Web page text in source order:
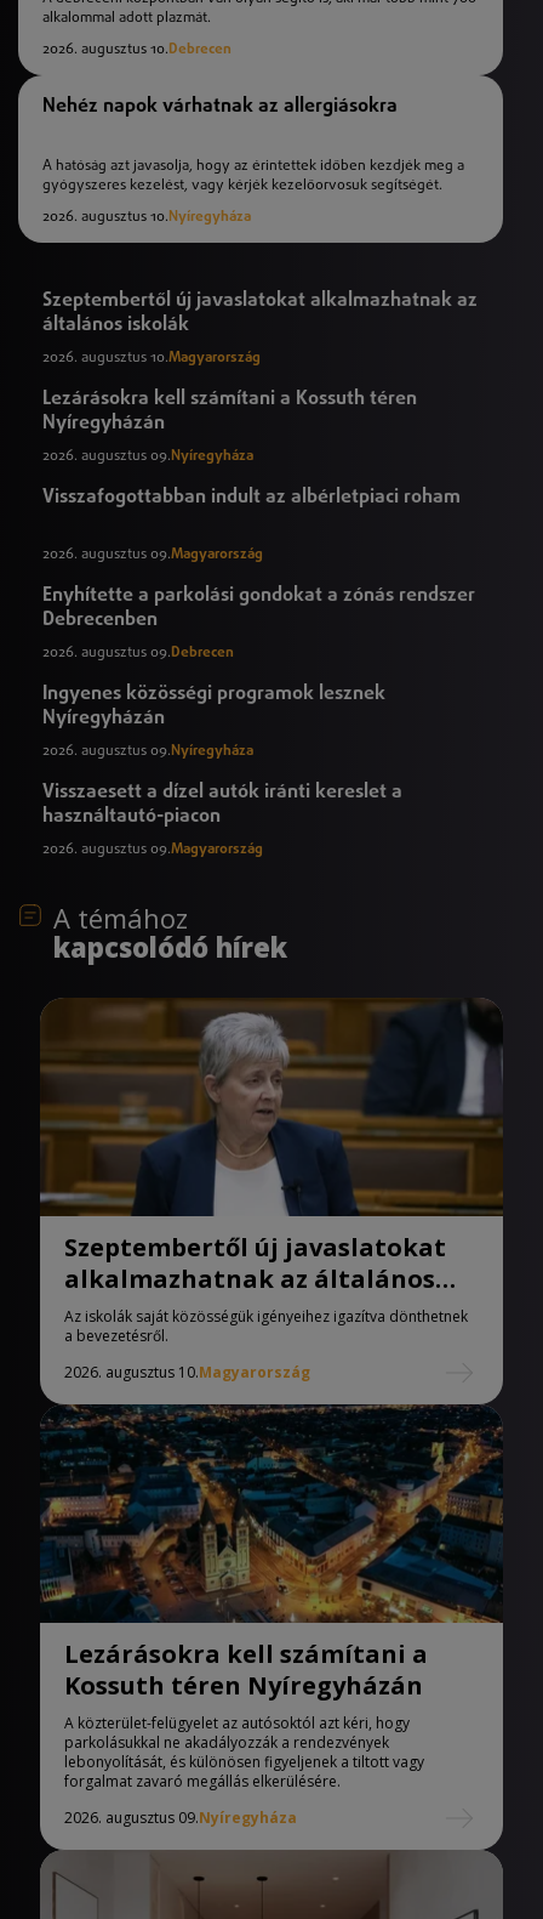
alkalommal adott plazmát.
2026. augusztus 10.Debrecen
Nehéz napok várhatnak az allergiásokra
A hatóság azt javasolja, hogy az érintettek időben kezdjék meg a
gyógyszeres kezelést, vagy kérjék kezelőorvosuk segítségét.
2026. augusztus 10. Nyíregyháza
Szeptembertől új javaslatokat alkalmazhatnak az
általános iskolák
2026. augusztus 10.Magyarország
Lezárásokra kell számítani a Kossuth téren
Nyíregyházán
2026. augusztus 09. Nyíregyháza
Visszafogottabban indult az albérletpiaci roham
2026. augusztus 09.Magyarország
Enyhítette a parkolási gondokat a zónás rendszer
Debrecenben
2026. augusztus 09.Debrecen
Ingyenes közösségi programok lesznek
Nyíregyházán
2026. augusztus 09. Nyíregyháza
Visszaesett a dízel autók iránti kereslet a
használtautó-piacon
2026. augusztus 09.Magyarország
A témához
kapcsolódó hírek
Szeptembertől új javaslatokat
alkalmazhatnak az általános
iskolák
Az iskolák saját közösségük igényeihez igazítva dönthetnek
a bevezetésről.
2026. augusztus 10.Magyarország
Lezárásokra kell számítani a
Kossuth téren Nyíregyházán
A közterület-felügyelet az autósoktól azt kéri, hogy
parkolásukkal ne akadályozzák a rendezvények
lebonyolítását, és különösen figyeljenek a tiltott vagy
forgalmat zavaró megállás elkerülésére.
2026. augusztus 09.Nyíregyháza